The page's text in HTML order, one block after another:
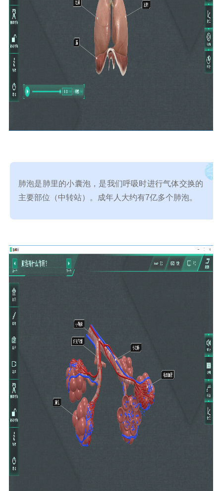
肺泡是肺里的小囊泡，是我们呼吸时进行气体交换的
主要部位（中转站）。成年人大约有7亿多个肺泡。